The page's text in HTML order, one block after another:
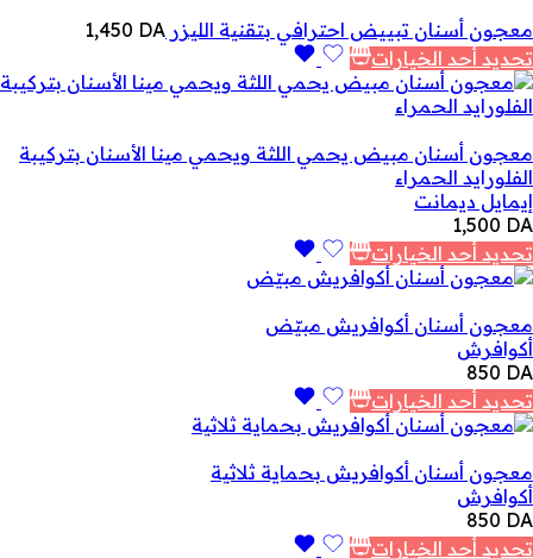
معجون أسنان تبييض احترافي بتقنية الليزر 1,450 DA
تحديد أحد الخيارات
معجون أسنان مبيض يحمي اللثة ويحمي مينا الأسنان بتركيبة
الفلورايد الحمراء
إيمايل ديمانت
1,500 DA
تحديد أحد الخيارات
معجون أسنان أكوافريش مبيّض
أكوافرش
850 DA
تحديد أحد الخيارات
معجون أسنان أكوافريش بحماية ثلاثية
أكوافرش
850 DA
تحديد أحد الخيارات